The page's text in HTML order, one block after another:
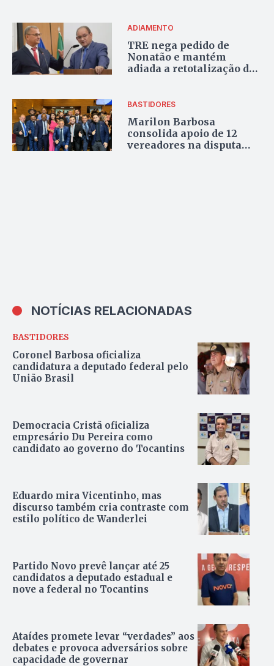
tecnologia
ADIAMENTO
TRE nega pedido de
Nonatão e mantém
adiada a retotalização dos
BASTIDORES
Marilon Barbosa
consolida apoio de 12
vereadores na disputa
NOTÍCIAS RELACIONADAS
BASTIDORES
Coronel Barbosa oficializa
candidatura a deputado federal pelo
União Brasil
Democracia Cristã oficializa
empresário Du Pereira como
candidato ao governo do Tocantins
Eduardo mira Vicentinho, mas
discurso também cria contraste com
estilo político de Wanderlei
Partido Novo prevê lançar até 25
candidatos a deputado estadual e
nove a federal no Tocantins
Ataídes promete levar “verdades” aos
debates e provoca adversários sobre
capacidade de governar